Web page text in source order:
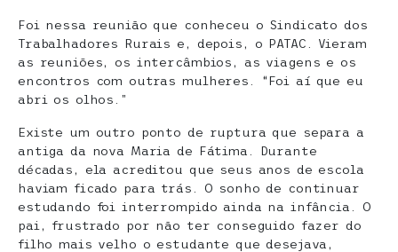
Foi nessa reunião que conheceu o Sindicato dos
Trabalhadores Rurais e, depois, o PATAC. Vieram
as reuniões, os intercâmbios, as viagens e os
encontros com outras mulheres. “Foi aí que eu
abri os olhos.”
Existe um outro ponto de ruptura que separa a
antiga da nova Maria de Fátima. Durante
décadas, ela acreditou que seus anos de escola
haviam ficado para trás. O sonho de continuar
estudando foi interrompido ainda na infância. O
pai, frustrado por não ter conseguido fazer do
filho mais velho o estudante que desejava,